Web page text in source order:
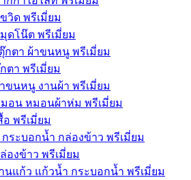
วิด พรีเมี่ยม
ดโน๊ต พรีเมี่ยม
ตา ผ้าขนหนู พรีเมี่ยม
ตา พรีเมี่ยม
ขนหนู งานผ้า พรีเมี่ยม
อน หมอนผ้าห่ม พรีเมี่ยม
อ พรีเมี่ยม
ระบอกน้ำ กล่องข้าว พรีเมี่ยม
องข้าว พรีเมี่ยม
นแก้ว แก้วน้ำ กระบอกน้ำ พรีเมี่ยม